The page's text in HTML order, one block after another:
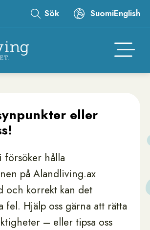
Leaderboard
Sök SuomiEnglish
eller
försöker hålla
på Alandliving.ax
och korrekt kan det
fel. Hjälp oss gärna att rätta
– eller tipsa oss